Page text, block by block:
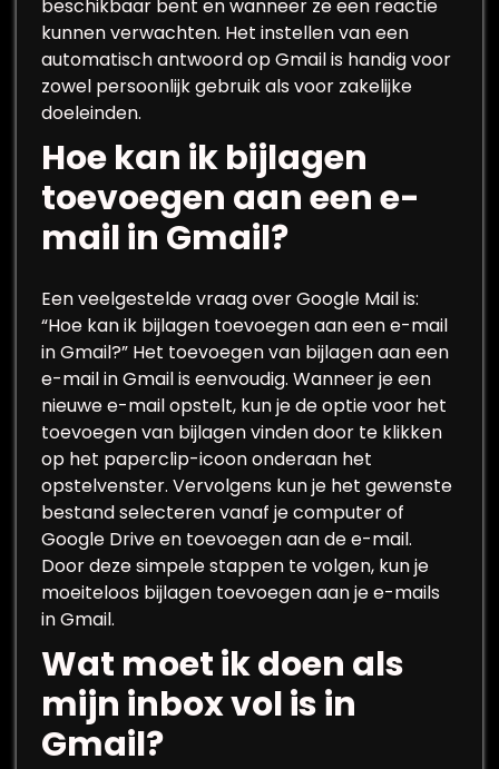
beschikbaar bent en wanneer ze een reactie
kunnen verwachten. Het instellen van een
automatisch antwoord op Gmail is handig voor
zowel persoonlijk gebruik als voor zakelijke
doeleinden.
Hoe kan ik bijlagen
toevoegen aan een e-
mail in Gmail?
Een veelgestelde vraag over Google Mail is:
“Hoe kan ik bijlagen toevoegen aan een e-mail
in Gmail?” Het toevoegen van bijlagen aan een
e-mail in Gmail is eenvoudig. Wanneer je een
nieuwe e-mail opstelt, kun je de optie voor het
toevoegen van bijlagen vinden door te klikken
op het paperclip-icoon onderaan het
opstelvenster. Vervolgens kun je het gewenste
bestand selecteren vanaf je computer of
Google Drive en toevoegen aan de e-mail.
Door deze simpele stappen te volgen, kun je
moeiteloos bijlagen toevoegen aan je e-mails
in Gmail.
Wat moet ik doen als
mijn inbox vol is in
Gmail?